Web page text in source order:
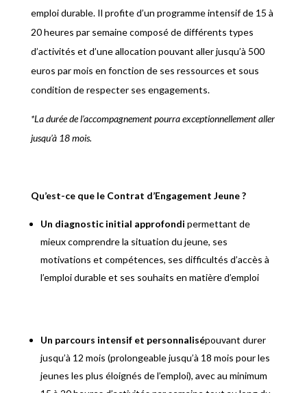
emploi durable. Il profite d’un programme intensif de 15 à
20 heures par semaine composé de différents types
d’activités et d’une allocation pouvant aller jusqu’à 500
euros par mois en fonction de ses ressources et sous
condition de respecter ses engagements.
*La durée de l’accompagnement pourra exceptionnellement aller
jusqu’à 18 mois.
Qu’est-ce que le Contrat d’Engagement Jeune ?
Un diagnostic initial approfondi permettant de
mieux comprendre la situation du jeune, ses
motivations et compétences, ses difficultés d’accès à
l’emploi durable et ses souhaits en matière d’emploi
Un parcours intensif et personnalisépouvant durer
jusqu’à 12 mois (prolongeable jusqu’à 18 mois pour les
jeunes les plus éloignés de l’emploi), avec au minimum